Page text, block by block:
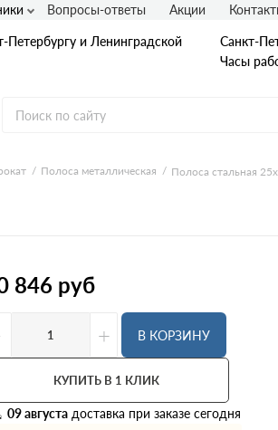
Петербургу и Ленинградской
Санкт-
Часы
A400
25Г2С
А500С
Для фундамента
Композитная арматура
6
Вопросы-ответы Акции
Полоса металлическая Полоса стальная
846 руб
+ В КОРЗИНУ
КУПИТЬ В 1 КЛИК
09 августа доставка при заказе сегодня